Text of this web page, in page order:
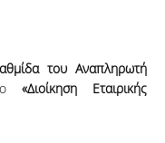
του Αναπληρωτή
«Διοίκηση Εταιρικής